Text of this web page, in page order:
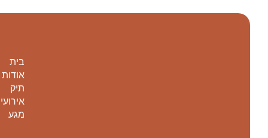
בית
אודות
תיק
מגע